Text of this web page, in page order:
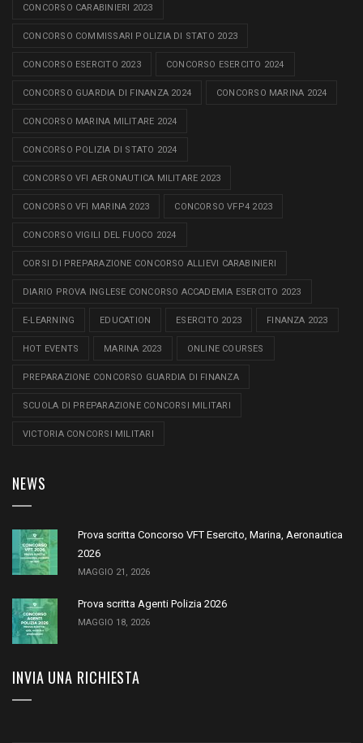
CONCORSO CARABINIERI 2023
CONCORSO COMMISSARI POLIZIA DI STATO 2023
CONCORSO ESERCITO 2023 CONCORSO ESERCITO 2024
CONCORSO GUARDIA DI FINANZA 2024 CONCORSO MARINA 2024
CONCORSO MARINA MILITARE 2024
CONCORSO POLIZIA DI STATO 2024
CONCORSO VFI AERONAUTICA MILITARE 2023
CONCORSO VFI MARINA 2023 CONCORSO VFP4 2023
CONCORSO VIGILI DEL FUOCO 2024
CORSI DI PREPARAZIONE CONCORSO ALLIEVI CARABINIERI
DIARIO PROVA INGLESE CONCORSO ACCADEMIA ESERCITO 2023
E-LEARNING EDUCATION ESERCITO 2023 FINANZA 2023
HOT EVENTS MARINA 2023 ONLINE COURSES
PREPARAZIONE CONCORSO GUARDIA DI FINANZA
SCUOLA DI PREPARAZIONE CONCORSI MILITARI
VICTORIA CONCORSI MILITARI
NEWS
Prova scritta Concorso VFT Esercito, Marina, Aeronautica
2026
MAGGIO 21, 2026
Prova scritta Agenti Polizia 2026
MAGGIO 18, 2026
INVIA UNA RICHIESTA